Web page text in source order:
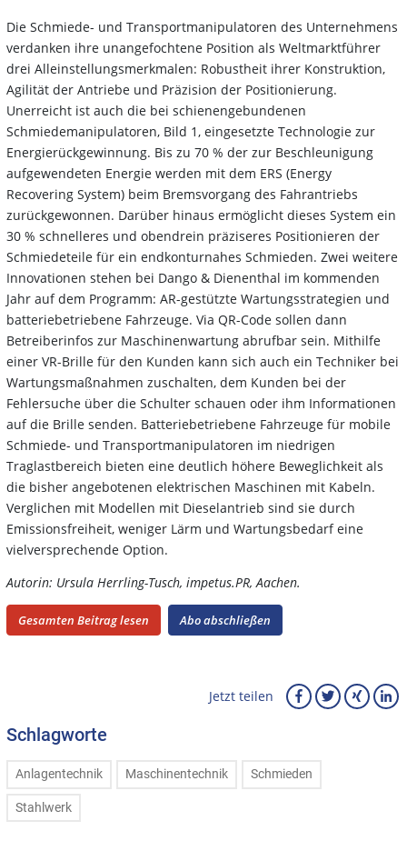
Die Schmiede- und Transportmanipulatoren des Unternehmens
verdanken ihre unangefochtene Position als Weltmarktführer
drei Alleinstellungsmerkmalen: Robustheit ihrer Konstruktion,
Agilität der Antriebe und Präzision der Positionierung.
Unerreicht ist auch die bei schienengebundenen
Schmiedemanipulatoren, Bild 1, eingesetzte Technologie zur
Energierückgewinnung. Bis zu 70 % der zur Beschleunigung
aufgewendeten Energie werden mit dem ERS (Energy
Recovering System) beim Bremsvorgang des Fahrantriebs
zurückgewonnen. Darüber hinaus ermöglicht dieses System ein
30 % schnelleres und obendrein präziseres Positionieren der
Schmiedeteile für ein endkonturnahes Schmieden. Zwei weitere
Innovationen stehen bei Dango & Dienenthal im kommenden
Jahr auf dem Programm: AR-gestützte Wartungsstrategien und
batteriebetriebene Fahrzeuge. Via QR-Code sollen dann
Betreiberinfos zur Maschinenwartung abrufbar sein. Mithilfe
einer VR-Brille für den Kunden kann sich auch ein Techniker bei
Wartungsmaßnahmen zuschalten, dem Kunden bei der
Fehlersuche über die Schulter schauen oder ihm Informationen
auf die Brille senden. Batteriebetriebene Fahrzeuge für mobile
Schmiede- und Transportmanipulatoren im niedrigen
Traglastbereich bieten eine deutlich höhere Beweglichkeit als
die bisher angebotenen elektrischen Maschinen mit Kabeln.
Verglichen mit Modellen mit Dieselantrieb sind sie durch
Emissionsfreiheit, weniger Lärm und Wartungsbedarf eine
vielversprechende Option.
Autorin: Ursula Herrling-Tusch, impetus.PR, Aachen.
Gesamten Beitrag lesen Abo abschließen
Jetzt teilen
Schlagworte
Anlagentechnik Maschinentechnik Schmieden
Stahlwerk